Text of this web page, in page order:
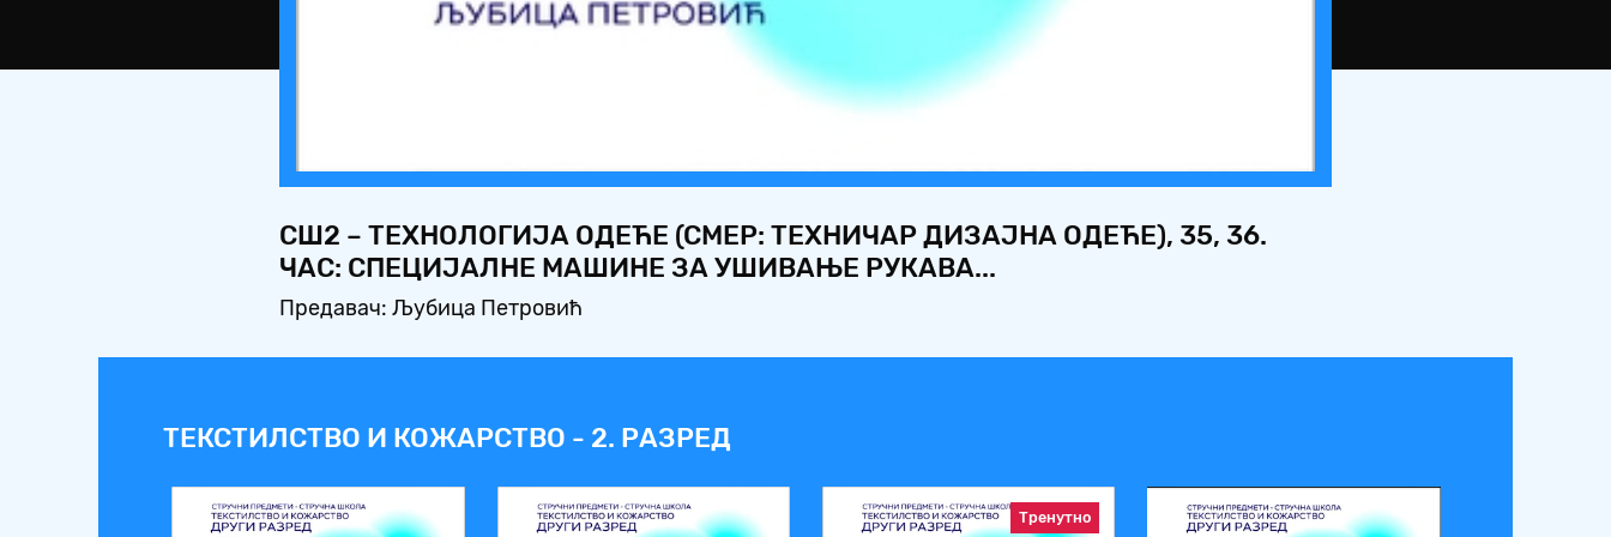
СШ2 – ТЕХНОЛОГИЈА ОДЕЋЕ (СМЕР: ТЕХНИЧАР ДИЗАЈНА ОДЕЋЕ), 35, 36.
ЧАС: СПЕЦИЈАЛНЕ МАШИНЕ ЗА УШИВАЊЕ РУКАВА...
Предавач: Љубица Петровић
ТЕКСТИЛСТВО И КОЖАРСТВО - 2. РАЗРЕД
Тренутно